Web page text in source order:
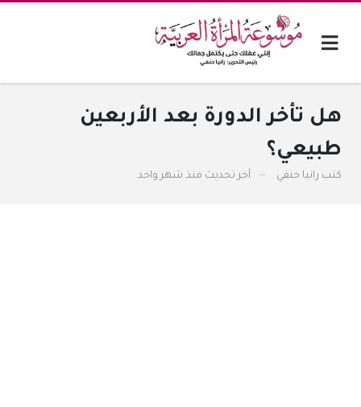
هل تأخر الدورة بعد الأربعين
طبيعي؟
كتب رانيا حنفي آخر تحديث منذ شهر واحد